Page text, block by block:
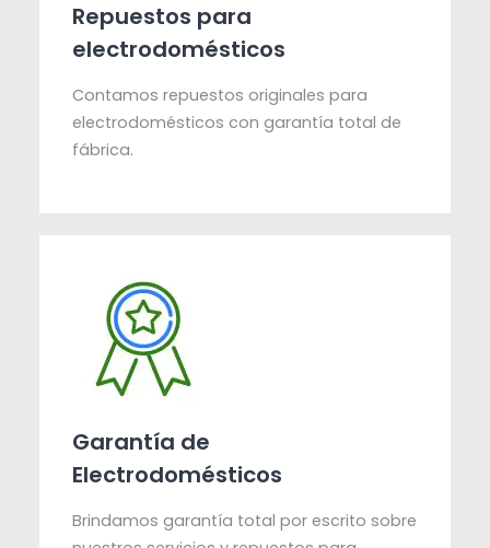
Repuestos para
electrodomésticos
Contamos repuestos originales para
electrodomésticos con garantía total de
fábrica.
Garantía de
Electrodomésticos
Brindamos garantía total por escrito sobre